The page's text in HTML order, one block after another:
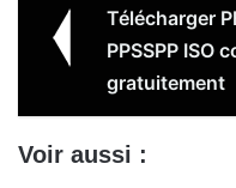
Télécharger
PPSSPP ISO
gratuitement
Voir aussi :